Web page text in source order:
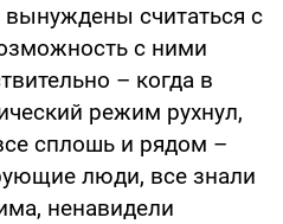
вынуждены считаться с
с ними
– когда в
режим рухнул,
сплошь и рядом –
люди, все знали
ненавидели